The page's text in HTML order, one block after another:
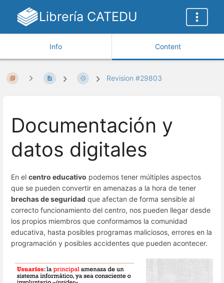
Librería CATEDU
Info Content
Revision #29803
Documentación y
datos digitales
En el centro educativo podemos tener múltiples aspectos
que se pueden convertir en amenazas a la hora de tener
brechas de seguridad que afectan de forma sensible al
correcto funcionamiento del centro, nos pueden llegar desde
los propios miembros que conformamos la comunidad
educativa, hasta posibles programas maliciosos, errores en la
programación y posibles accidentes que pueden acontecer.